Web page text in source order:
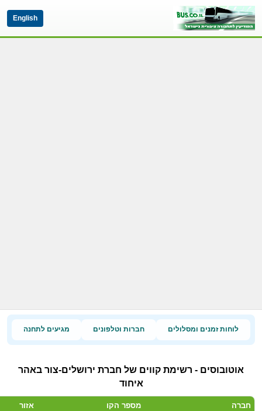
English
לוחות זמנים ומסלולים חברות וטלפונים מגיעים לתחנה
אוטובוסים - רשימת קווים של חברת ירושלים-צור באהר
איחוד
חברה מספר הקו אזור